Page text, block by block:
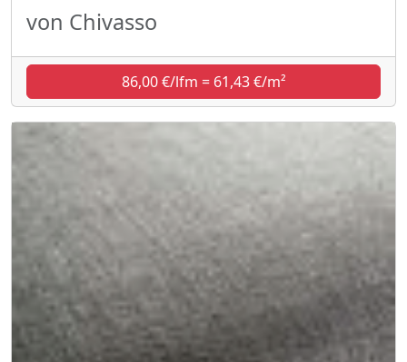
von Chivasso
86,00 €/lfm = 61,43 €/m²